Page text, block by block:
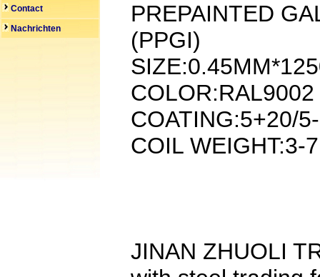
Contact
Nachrichten
PREPAINTED
(PPGI)
COLOR:RAL9002
COATING:5+20/
COIL WEIGHT:3-
JINAN ZHUOLI